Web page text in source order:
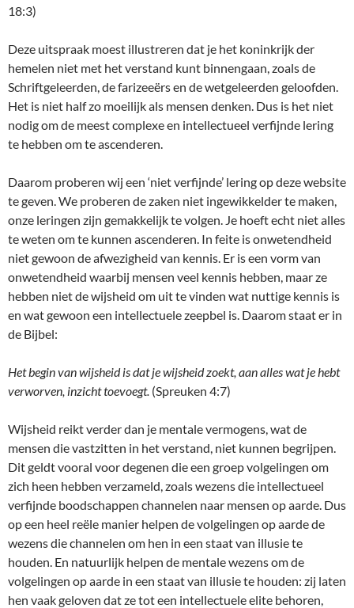
18:3)
Deze uitspraak moest illustreren dat je het koninkrijk der
hemelen niet met het verstand kunt binnengaan, zoals de
Schriftgeleerden, de farizeeërs en de wetgeleerden geloofden.
Het is niet half zo moeilijk als mensen denken. Dus is het niet
nodig om de meest complexe en intellectueel verfijnde lering
te hebben om te ascenderen.
Daarom proberen wij een ‘niet verfijnde’ lering op deze website
te geven. We proberen de zaken niet ingewikkelder te maken,
onze leringen zijn gemakkelijk te volgen. Je hoeft echt niet alles
te weten om te kunnen ascenderen. In feite is onwetendheid
niet gewoon de afwezigheid van kennis. Er is een vorm van
onwetendheid waarbij mensen veel kennis hebben, maar ze
hebben niet de wijsheid om uit te vinden wat nuttige kennis is
en wat gewoon een intellectuele zeepbel is. Daarom staat er in
de Bijbel:
Het begin van wijsheid is dat je wijsheid zoekt, aan alles wat je hebt
verworven, inzicht toevoegt. (Spreuken 4:7)
Wijsheid reikt verder dan je mentale vermogens, wat de
mensen die vastzitten in het verstand, niet kunnen begrijpen.
Dit geldt vooral voor degenen die een groep volgelingen om
zich heen hebben verzameld, zoals wezens die intellectueel
verfijnde boodschappen channelen naar mensen op aarde. Dus
op een heel reële manier helpen de volgelingen op aarde de
wezens die channelen om hen in een staat van illusie te
houden. En natuurlijk helpen de mentale wezens om de
volgelingen op aarde in een staat van illusie te houden: zij laten
hen vaak geloven dat ze tot een intellectuele elite behoren,